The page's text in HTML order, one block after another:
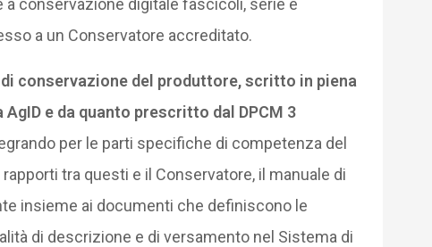
conservazione digitale fascicoli, serie e
a un Conservatore accreditato.
conservazione del produttore, scritto in piena
e da quanto prescritto dal DPCM 3
per le parti specifiche di competenza del
tra questi e il Conservatore, il manuale di
insieme ai documenti che definiscono le
di descrizione e di versamento nel Sistema di